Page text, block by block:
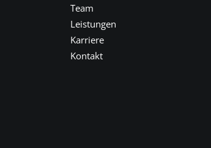
Team
Leistungen
Karriere
Kontakt